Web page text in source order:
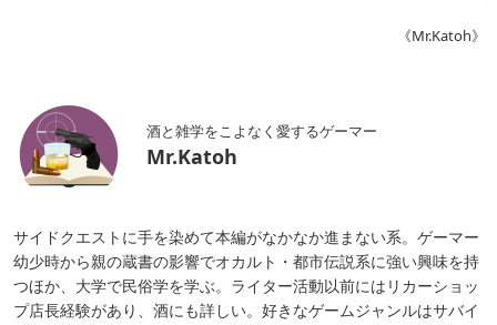
《Mr.Katoh》
酒と雑学をこよなく愛するゲーマー
Mr.Katoh
サイドクエストに手を染めて本編がなかなか進まない系。ゲーマー
幼少時から親の蔵書の影響でオカルト・都市伝説系に強い興味を持
つほか、大学で民俗学を学ぶ。ライター活動以前にはリカーショッ
プ店長経験があり、酒にも詳しい。好きなゲームジャンルはサバイ